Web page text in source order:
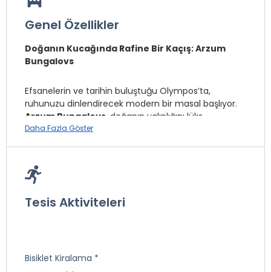
Genel Özellikler
Doğanın Kucağında Rafine Bir Kaçış: Arzum
Bungalovs
Efsanelerin ve tarihin buluştuğu Olympos’ta,
ruhunuzu dinlendirecek modern bir masal başlıyor.
Arzum Bungalovs , doğanın yalınlığını lüks
detaylarla harmanlayarak size alışılmışın dışında bir
kendinizi yeniden keşfedeceğiniz o özel
noktadasınız.
Modern Mimari, Doğal Konfor
plandadır:
Daha Fazla Göster
Tesis Aktiviteleri
Bisiklet Kiralama *